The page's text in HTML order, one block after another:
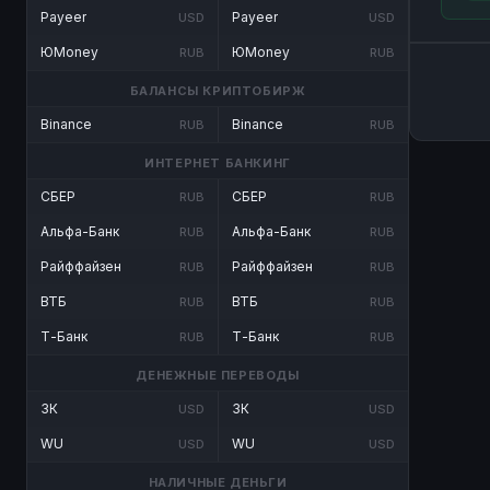
Payeer USD
ЮMoney RUB
Payeer USD
ЮMoney RUB
БАЛАНСЫ КРИПТОБИРЖ
Binance RUB Binance RUB
ИНТЕРНЕТ БАНКИНГ
СБЕР RUB
Альфа-Банк RUB
Райффайзен RUB
ВТБ RUB
Т-Банк RUB
СБЕР RUB
Альфа-Банк RUB
Райффайзен RUB
ВТБ RUB
Т-Банк RUB
ДЕНЕЖНЫЕ ПЕРЕВОДЫ
ЗК USD
WU USD
ЗК USD
WU USD
НАЛИЧНЫЕ ДЕНЬГИ